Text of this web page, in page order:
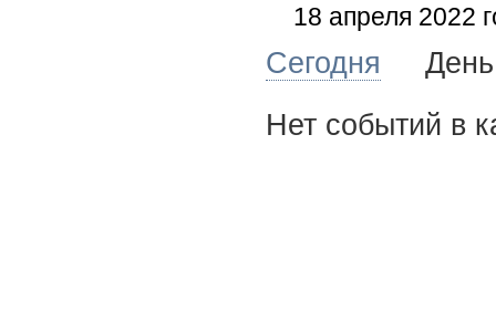
18 апреля 2022
Сегодня
Нет событий в